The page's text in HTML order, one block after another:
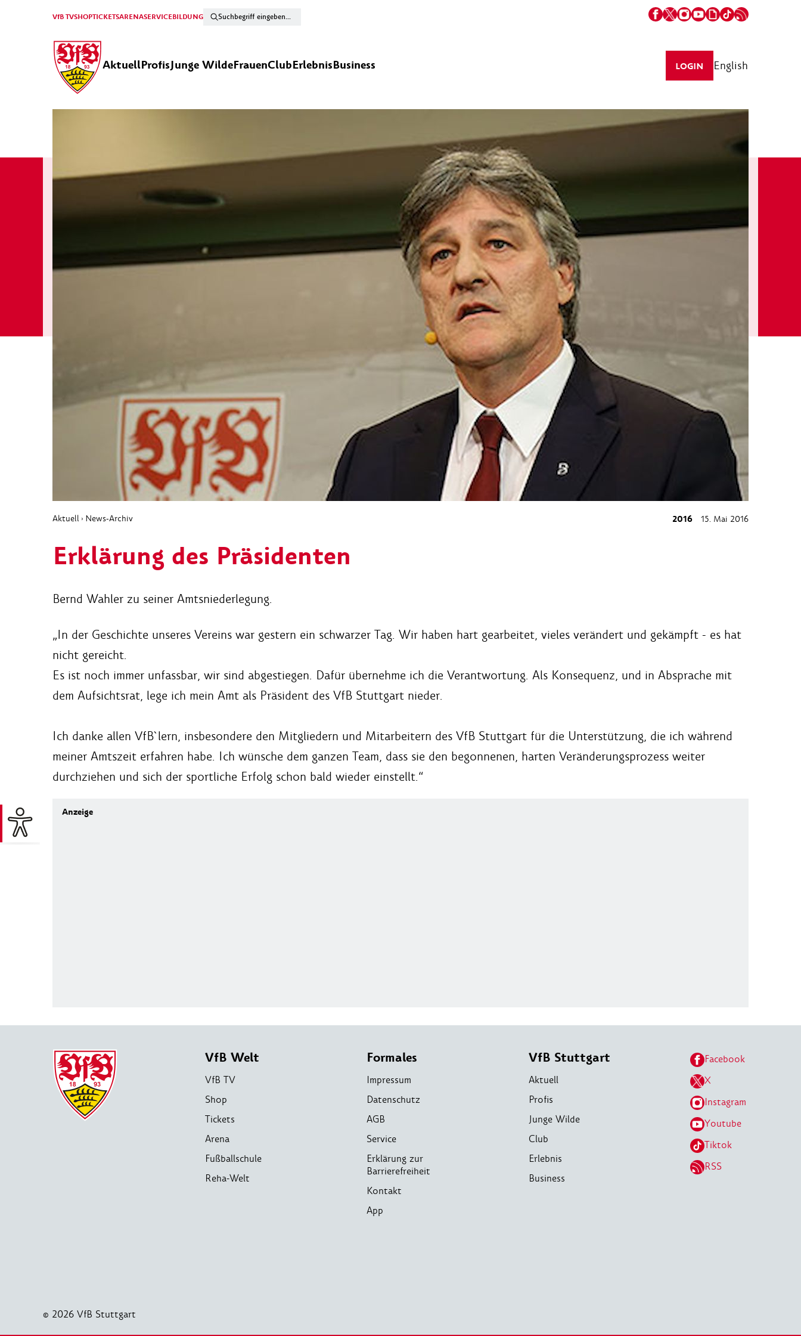
VfB TVSHOPTICKETSARENASERVICEBILDUNG
AktuellProfisJunge WildeFrauenClubErlebnisBusiness LOGIN English
Aktuell › News-Archiv 2016 15. Mai 2016
Erklärung des Präsidenten
Bernd Wahler zu seiner Amtsniederlegung.
„In der Geschichte unseres Vereins war gestern ein schwarzer Tag. Wir haben hart gearbeitet, vieles verändert und gekämpft - es hat
nicht gereicht.
Es ist noch immer unfassbar, wir sind abgestiegen. Dafür übernehme ich die Verantwortung. Als Konsequenz, und in Absprache mit
dem Aufsichtsrat, lege ich mein Amt als Präsident des VfB Stuttgart nieder.
Ich danke allen VfB`lern, insbesondere den Mitgliedern und Mitarbeitern des VfB Stuttgart für die Unterstützung, die ich während
meiner Amtszeit erfahren habe. Ich wünsche dem ganzen Team, dass sie den begonnenen, harten Veränderungsprozess weiter
durchziehen und sich der sportliche Erfolg schon bald wieder einstellt.“
VfB Welt
VfB TV
Shop
Tickets
Arena
Fußballschule
Reha-Welt
Formales
Impressum
Datenschutz
AGB
Service
Erklärung zur
Barrierefreiheit
Kontakt
App
VfB Stuttgart
Aktuell
Profis
Junge Wilde
Club
Erlebnis
Business
Facebook
X
Instagram
Youtube
Tiktok
RSS
© 2026 VfB Stuttgart